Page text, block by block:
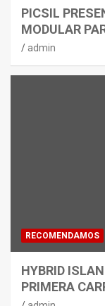
PICSIL
MODULAR
admin
RECOMENDAMOS
HYBRID
PRIMERA